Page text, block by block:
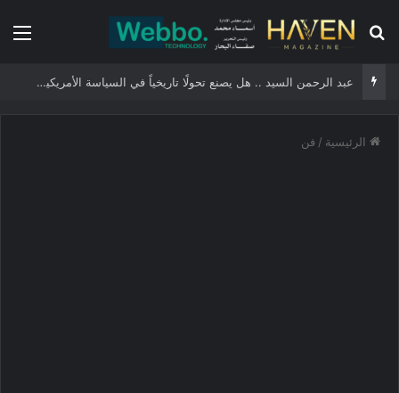
بحث عن
عبد الرحمن السيد .. هل يصنع تحولًا تاريخياً في السياسة الأمريكية أم يخوض مناورة انتخابية؟
الرئيسية / فن